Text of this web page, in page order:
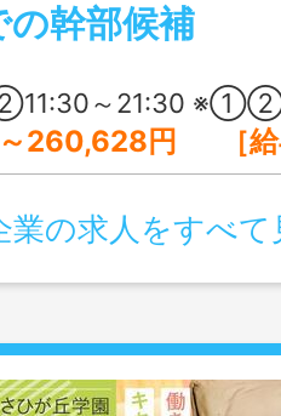
続けるマルエーグル
度などの基本的な待
談など、奄美での暮
す。
幹部候補
※①②の交替制 ※週40時間を超え
円 固定残業代：16,970円～22,628円 ※時間外労働の有無に関わらず、13時間分の時間外手当と
業の求人をすべて